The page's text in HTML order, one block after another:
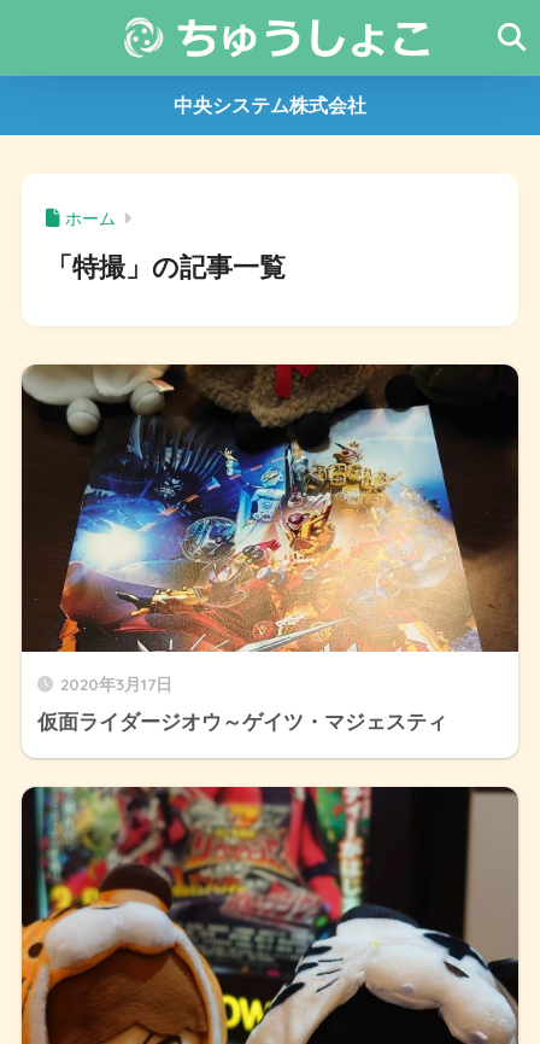
中央システム株式会社
ホーム
「特撮」の記事一覧
2020年3月17日
仮面ライダージオウ～ゲイツ・マジェスティ